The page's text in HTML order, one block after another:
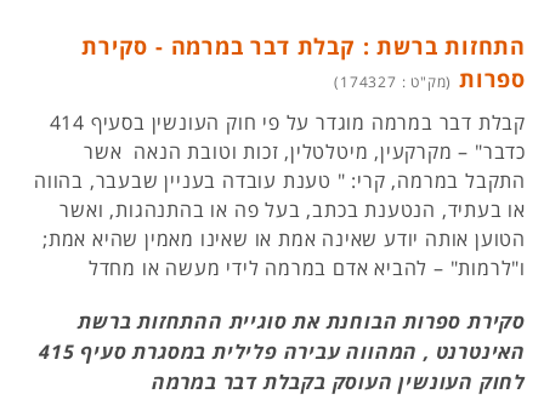
התחזות ברשת : קבלת דבר במרמה - סקירת
ספרות (מק"ט : 174327)
קבלת דבר במרמה מוגדר על פי חוק העונשין בסעיף 414
כדבר" – מקרקעין, מיטלטלין, זכות וטובת הנאה אשר
התקבל במרמה, קרי: " טענת עובדה בעניין שבעבר, בהווה
או בעתיד, הנטענת בכתב, בעל פה או בהתנהגות, ואשר
הטוען אותה יודע שאינה אמת או שאינו מאמין שהיא אמת;
ו"לרמות" – להביא אדם במרמה לידי מעשה או מחדל
סקירת ספרות הבוחנת את סוגיית ההתחזות ברשת
האינטרנט , המהווה עבירה פלילית במסגרת סעיף 415
לחוק העונשין העוסק בקבלת דבר במרמה